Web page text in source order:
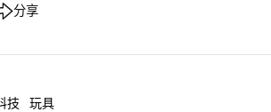
分享
技 玩具